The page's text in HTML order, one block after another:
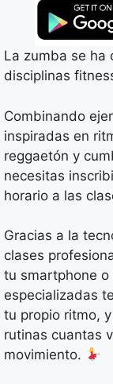
La zumba se ha
disciplinas
Combinando
inspiradas en
reggaetón y
necesitas
horario a las
Gracias a la
clases
tu smartphone
especializadas
tu propio ritmo,
rutinas cuantas
movimiento.